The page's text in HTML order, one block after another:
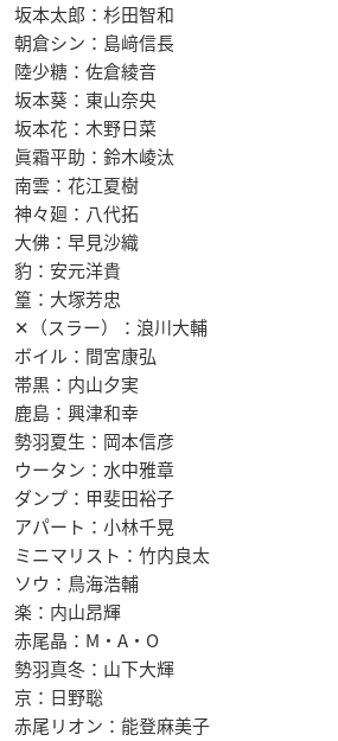
坂本太郎：杉田智和
朝倉シン：島﨑信長
陸少糖：佐倉綾音
坂本葵：東山奈央
坂本花：木野日菜
眞霜平助：鈴木崚汰
南雲：花江夏樹
神々廻：八代拓
大佛：早見沙織
豹：安元洋貴
篁：大塚芳忠
✕（スラー）：浪川大輔
ボイル：間宮康弘
帯黒：内山夕実
鹿島：興津和幸
勢羽夏生：岡本信彦
ウータン：水中雅章
ダンプ：甲斐田裕子
アパート：小林千晃
ミニマリスト：竹内良太
ソウ：鳥海浩輔
楽：内山昂輝
赤尾晶：M・A・O
勢羽真冬：山下大輝
京：日野聡
赤尾リオン：能登麻美子